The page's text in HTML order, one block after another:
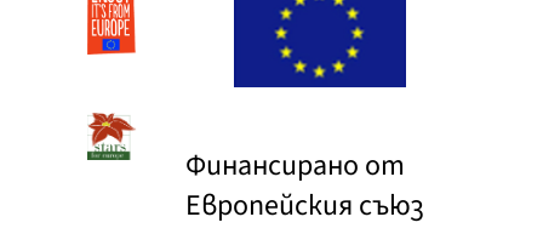
Финансирано от
Европейския съюз